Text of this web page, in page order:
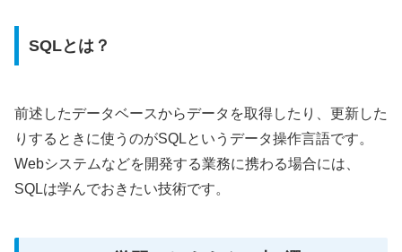
SQLとは？
前述したデータベースからデータを取得したり、更新した
りするときに使うのがSQLというデータ操作言語です。
Webシステムなどを開発する業務に携わる場合には、
SQLは学んでおきたい技術です。